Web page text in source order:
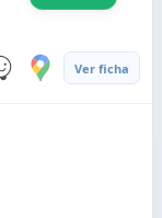
Ver ficha